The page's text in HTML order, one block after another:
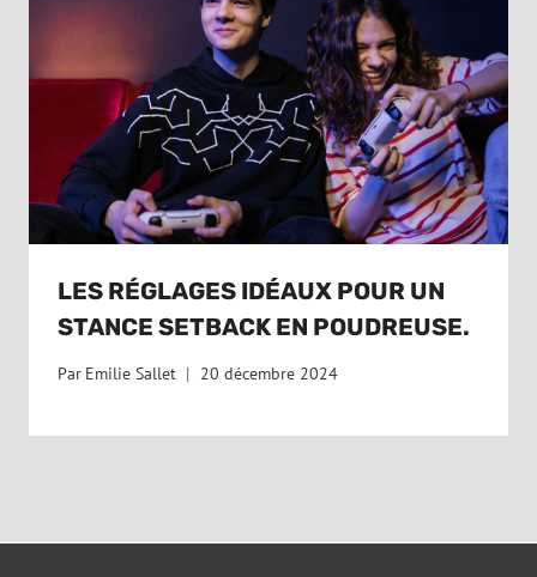
LES RÉGLAGES IDÉAUX POUR UN
STANCE SETBACK EN POUDREUSE.
Par Emilie Sallet 20 décembre 2024